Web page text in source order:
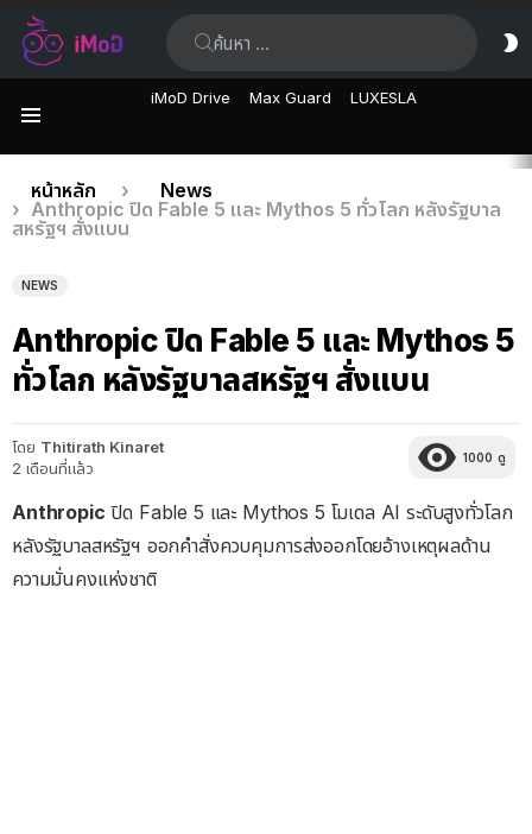
iMoD Drive Max Guard LUXESLA
เรื่อง
ล่าสุด
คุณอยู่ที่นี่:
หน้าหลัก
News
Anthropic ปิด Fable 5 และ Mythos 5 ทั่วโลก หลังรัฐบาล
สหรัฐฯ สั่งแบน
NEWS
Anthropic ปิด Fable 5 และ Mythos 5
ทั่วโลก หลังรัฐบาลสหรัฐฯ สั่งแบน
โดย Thitirath Kinaret
2 เดือนที่แล้ว
1000 ดู
Anthropic ปิด Fable 5 และ Mythos 5 โมเดล AI ระดับสูงทั่วโลก
หลังรัฐบาลสหรัฐฯ ออกคำสั่งควบคุมการส่งออกโดยอ้างเหตุผลด้าน
ความมั่นคงแห่งชาติ